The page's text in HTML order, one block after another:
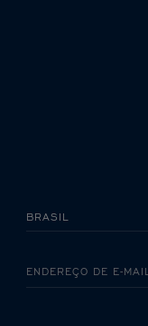
ENDEREÇO DE E-MAIL